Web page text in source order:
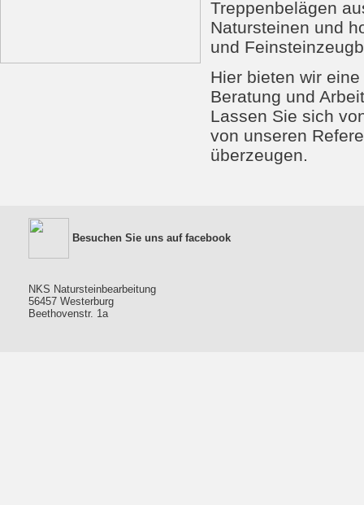
Treppenbelägen
Natursteinen und
und
Hier bieten wir
Beratung und
Lassen Sie sich
von unseren
überzeugen.
Besuchen Sie uns auf facebook
NKS Natursteinbearbeitung
56457 Westerburg
Beethovenstr. 1a